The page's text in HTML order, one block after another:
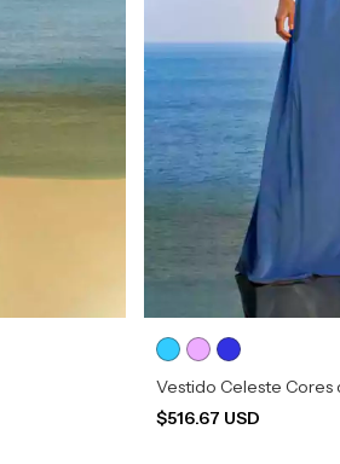
Vestido Celeste Cores
$516.67 USD